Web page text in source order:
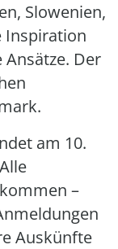
Slowenien,
Inspiration
Der
am 10.
–
Auskünfte